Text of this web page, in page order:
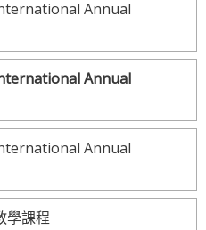
Annual
Annual
Annual
學課程